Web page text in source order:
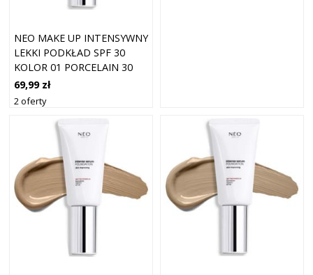
NEO MAKE UP INTENSYWNY
LEKKI PODKŁAD SPF 30
KOLOR 01 PORCELAIN 30
ML
69,99 zł
2 oferty